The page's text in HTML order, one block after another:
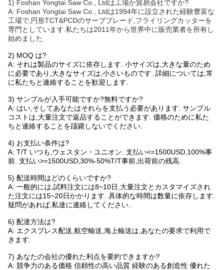
1) Foshan Yongtai Saw Co., Ltdは工場か貿易会社ですか?
A: Foshan Yongtai Saw Co., Ltdは1994年に設立された経験豊富な
工場で,円形TCT&PCDのサーブブレード,フライリングカッターを
専門としています.私たちは2011年から世界中に販売業者を所有し
始めました.
2) MOQ は?
A: それは製品のサイズに依存します. 小サイズは,大きな量のため
に必要であり,大きなサイズは,小さいものです. 詳細については,常
に私たちと連絡することを歓迎します.
3) サンプルが入手可能ですか?無料ですか?
A: はい,そしてあなたはそれらを支払う必要があります. サンプル
コストは,大量注文で返品することができます. 価格のために私た
ちと連絡することを躊躇しないでください.
4) お支払い条件は?
A: T/T いつも,ウェスタン・ユニオン. 支払い<=1500USD,100%事
前. 支払い>=1500USD,30%-50%T/T事前,出荷前の残高.
5) 配送時間はどのくらいですか?
A: 一般的には,試料注文には8~10日,大量注文とカスタマイズされ
た注文には15~20日かかります. 具体的な時間は数量に依存します.
疑問があれば,私達に連絡してください..
6) 配達方法は?
A: エクスプレス配送,航空輸送,海上輸送は,あなたの要求で利用で
きます.
7) あなたの会社の優れた利点を要約できますか?
A: 競争力のある価格 信頼性の高い品質 経験のある創造性 優れた